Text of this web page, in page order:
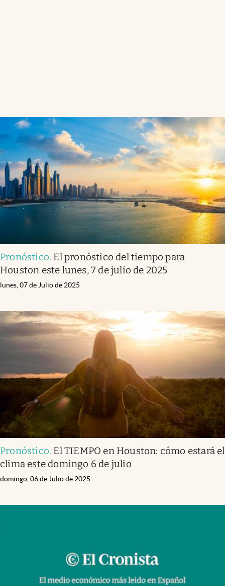
Pronóstico. El pronóstico del tiempo para
Houston este lunes, 7 de julio de 2025
lunes, 07 de Julio de 2025
Pronóstico. El TIEMPO en Houston: cómo estará el
clima este domingo 6 de julio
domingo, 06 de Julio de 2025